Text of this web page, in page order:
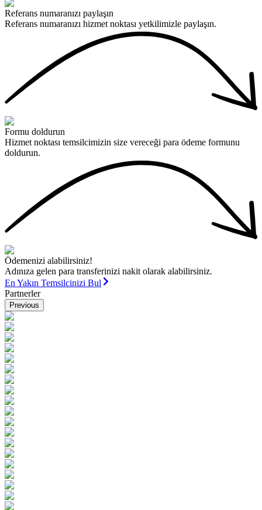
Referans numaranızı paylaşın
Referans numaranızı hizmet noktası yetkilimizle paylaşın.
Formu doldurun
Hizmet noktası temsilcimizin size vereceği para ödeme formunu
doldurun.
Ödemenizi alabilirsiniz!
Adınıza gelen para transferinizi nakit olarak alabilirsiniz.
En Yakın Temsilcinizi Bul
Partnerler
Previous